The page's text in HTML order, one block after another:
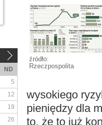
źródło:
Rzeczpospolita
wysokiego
pieniędzy dla
to, że to już
ND
5
12
19
26